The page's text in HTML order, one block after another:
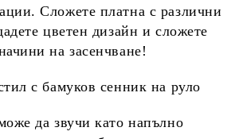
Сложете платна с различни
цветен дизайн и сложете
на засенчване!
с бамуков сенник на руло
да звучи като напълно